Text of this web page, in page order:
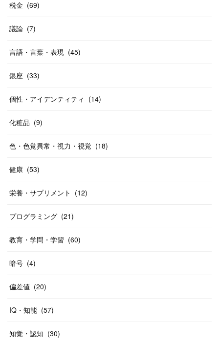
税金 (69)
議論 (7)
言語・言葉・表現 (45)
銀座 (33)
個性・アイデンティティ (14)
化粧品 (9)
色・色覚異常・視力・視覚 (18)
健康 (53)
栄養・サプリメント (12)
プログラミング (21)
教育・学問・学習 (60)
暗号 (4)
偏差値 (20)
IQ・知能 (57)
知覚・認知 (30)